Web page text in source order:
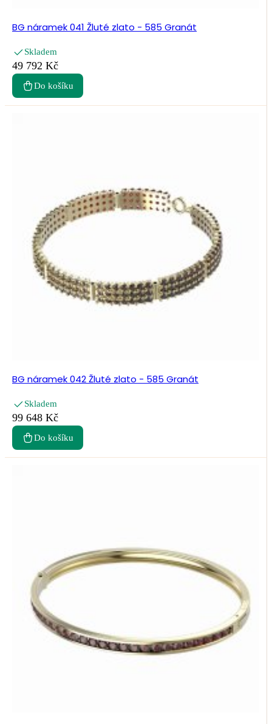
BG náramek 041 Žluté zlato - 585 Granát
Skladem
49 792 Kč
Do košíku
BG náramek 042 Žluté zlato - 585 Granát
Skladem
99 648 Kč
Do košíku